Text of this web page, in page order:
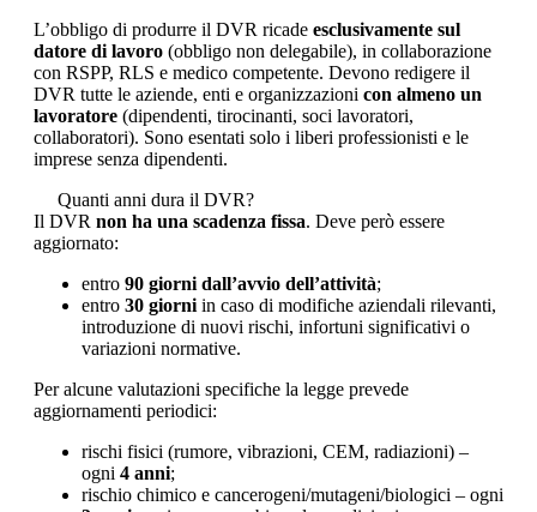
L’obbligo di produrre il DVR ricade esclusivamente sul
datore di lavoro (obbligo non delegabile), in collaborazione
con RSPP, RLS e medico competente. Devono redigere il
DVR tutte le aziende, enti e organizzazioni con almeno un
lavoratore (dipendenti, tirocinanti, soci lavoratori,
collaboratori). Sono esentati solo i liberi professionisti e le
imprese senza dipendenti.
Quanti anni dura il DVR?
Il DVR non ha una scadenza fissa. Deve però essere
aggiornato:
entro 90 giorni dall’avvio dell’attività;
entro 30 giorni in caso di modifiche aziendali rilevanti,
introduzione di nuovi rischi, infortuni significativi o
variazioni normative.
Per alcune valutazioni specifiche la legge prevede
aggiornamenti periodici:
rischi fisici (rumore, vibrazioni, CEM, radiazioni) –
ogni 4 anni;
rischio chimico e cancerogeni/mutageni/biologici – ogni